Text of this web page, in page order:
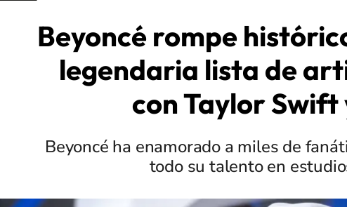
Beyoncé rompe
legendaria lista de
con Taylor Swift
Beyoncé ha enamorado a miles de
todo su talento en